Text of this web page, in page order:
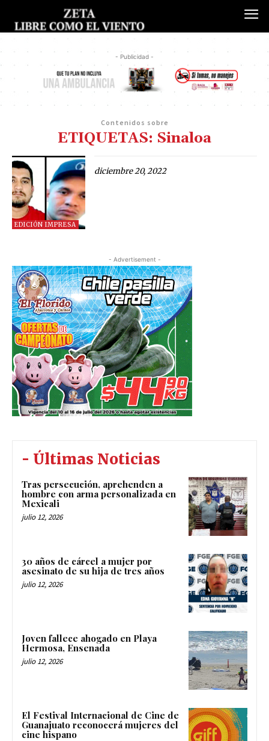
- Publicidad -
Contenidos sobre
ETIQUETAS: Sinaloa
EDICIÓN IMPRESA
diciembre 20, 2022
- Advertisement -
- Últimas Noticias
Tras persecución, aprehenden a
hombre con arma personalizada en
Mexicali
julio 12, 2026
30 años de cárcel a mujer por
asesinato de su hija de tres años
julio 12, 2026
Joven fallece ahogado en Playa
Hermosa, Ensenada
julio 12, 2026
El Festival Internacional de Cine de
Guanajuato reconocerá mujeres del
cine hispano